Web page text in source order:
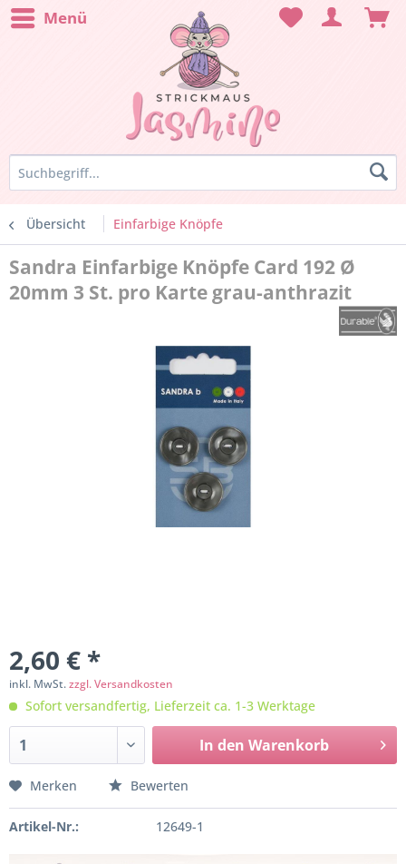
Menü
Übersicht Einfarbige Knöpfe
Sandra Einfarbige Knöpfe Card 192 Ø
20mm 3 St. pro Karte grau-anthrazit
2,60 € *
inkl. MwSt.zzgl. Versandkosten
Sofort versandfertig, Lieferzeit ca. 1-3 Werktage
In den Warenkorb
Merken Bewerten
Artikel-Nr.: 12649-1